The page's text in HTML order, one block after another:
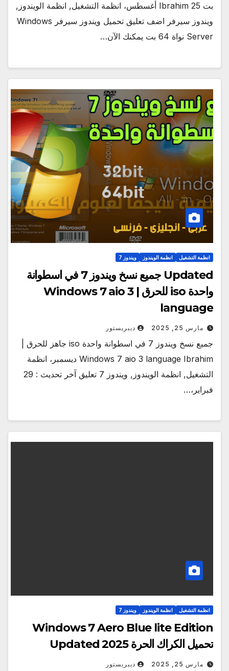
بت Ibrahim 25 أغسطس، انظمة التشغيل, انظمة الويندوز,
ويندوز سيرفر اضف تعليق تحميل ويندوز سيرفر Windows
Server نواة 64 بت يمكنك الآن…
انظمة التشغيل انظمة الويندوز ويندوز 7
Updated جميع نسخ ويندوز 7 في اسطوانة
واحدة iso للحرق | Windows 7 aio 3
language
مارس 25, 2025 ديبريستور
جميع نسخ ويندوز 7 في اسطوانة واحدة iso جاهز للحرق |
Windows 7 aio 3 language Ibrahim ديسمبر، انظمة
التشغيل, انظمة الويندوز, ويندوز 7 تعليق آخر تحديث : 29
فبراير،…
انظمة التشغيل انظمة الويندوز ويندوز 7
Windows 7 Aero Blue lite Edition
تحميل الكراك الحرة Updated 2025
مارس 25, 2025 ديبريستور